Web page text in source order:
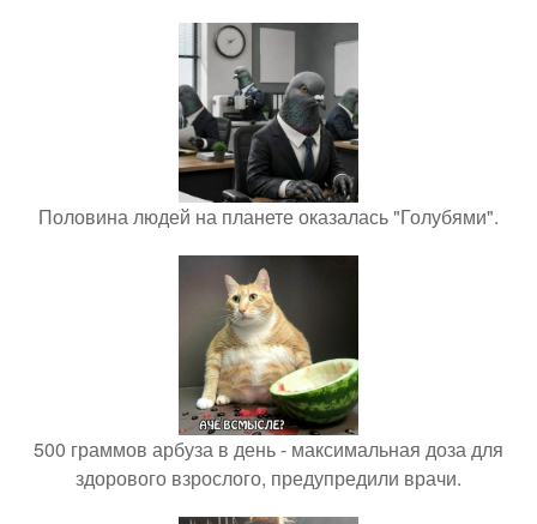
Половина людей на планете оказалась "Голубями".
500 граммов арбуза в день - максимальная доза для
здорового взрослого, предупредили врачи.